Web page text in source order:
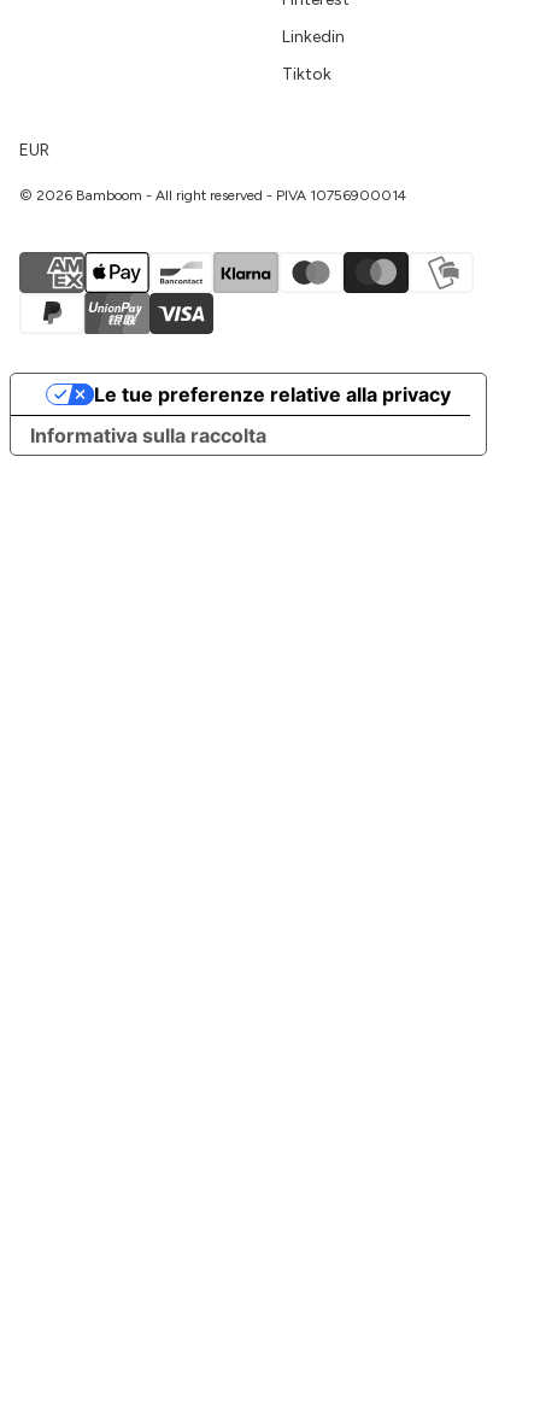
Linkedin
Tiktok
EUR
© 2026 Bamboom - All right reserved - PIVA 10756900014
Informativa sulla raccolta
Le tue preferenze relative alla privacy